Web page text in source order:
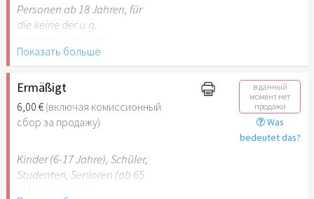
Personen ab 18 Jahren, für
die keine der u.g.
Показать больше
Ermäßigt
6,00 €(включая комиссионный
сбор за продажу)
в данный
момент нет
продажи
Was
bedeutet das?
Kinder (6-17 Jahre), Schüler,
Studenten, Senioren (ab 65